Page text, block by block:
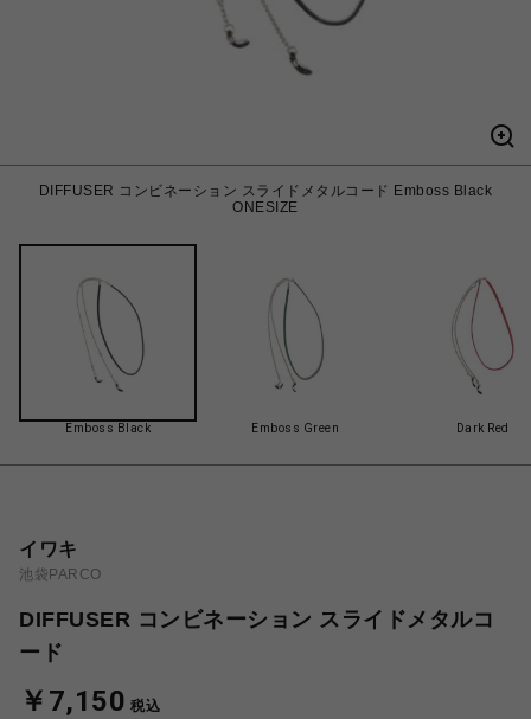
DIFFUSER コンビネーション スライドメタルコード Emboss Black
ONESIZE
Emboss Black Emboss Green Dark Red
イワキ
池袋PARCO
DIFFUSER コンビネーション スライドメタルコ
ード
￥7,150 税込